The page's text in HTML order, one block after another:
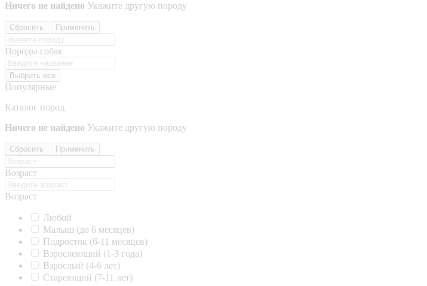
Ничего не найдено Укажите другую породу
Сбросить Применить
Породы собак
Выбрать все
Популярные
Каталог пород
Ничего не найдено Укажите другую породу
Сбросить Применить
Возраст
Возраст
Любой
Малыш (до 6 месяцев)
Подросток (6-11 месяцев)
Взрослеющий (1-3 года)
Взрослый (4-6 лет)
Стареющий (7-11 лет)